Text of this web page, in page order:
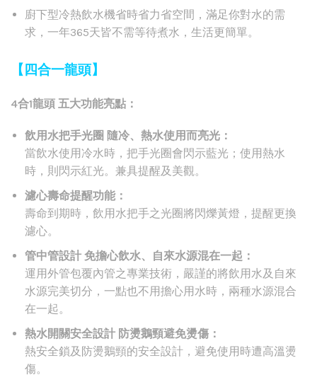
廚下型冷熱飲水機省時省力省空間，滿足你對水的需
求，一年365天皆不需等待煮水，生活更簡單。
【四合一龍頭】
4合1龍頭 五大功能亮點：
飲用水把手光圈 隨冷、熱水使用而亮光：
當飲水使用冷水時，把手光圈會閃示藍光；使用熱水
時，則閃示紅光。兼具提醒及美觀。
濾心壽命提醒功能：
壽命到期時，飲用水把手之光圈將閃爍黃燈，提醒更換
濾心。
管中管設計 免擔心飲水、自來水源混在一起：
運用外管包覆內管之專業技術，嚴謹的將飲用水及自來
水源完美切分，一點也不用擔心用水時，兩種水源混合
在一起。
熱水開關安全設計 防燙鵝頸避免燙傷：
熱安全鎖及防燙鵝頸的安全設計，避免使用時遭高溫燙
傷。